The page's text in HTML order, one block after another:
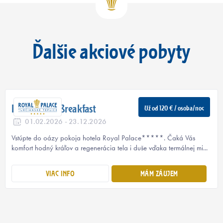
Ďalšie akciové pobyty
Už od 120 € / osoba/noc
Royal Bed & Breakfast
01.02.2026 - 23.12.2026
Vstúpte do oázy pokoja hotela Royal Palace*****. Čaká Vás
komfort hodný kráľov a regenerácia tela i duše vďaka termálnej mi...
VIAC INFO MÁM ZÁUJEM